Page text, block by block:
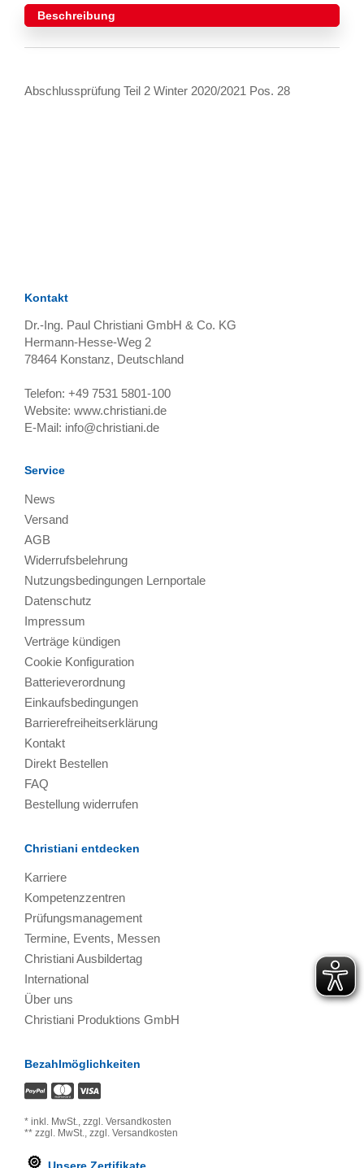
Beschreibung
Abschlussprüfung Teil 2 Winter 2020/2021 Pos. 28
Kontakt
Dr.-Ing. Paul Christiani GmbH & Co. KG
Hermann-Hesse-Weg 2
78464 Konstanz, Deutschland
Telefon: +49 7531 5801-100
Website: www.christiani.de
E-Mail: info@christiani.de
Service
News
Versand
AGB
Widerrufsbelehrung
Nutzungsbedingungen Lernportale
Datenschutz
Impressum
Verträge kündigen
Cookie Konfiguration
Batterieverordnung
Einkaufsbedingungen
Barrierefreiheitserklärung
Kontakt
Direkt Bestellen
FAQ
Bestellung widerrufen
Christiani entdecken
Karriere
Kompetenzzentren
Prüfungsmanagement
Termine, Events, Messen
Christiani Ausbildertag
International
Über uns
Christiani Produktions GmbH
Bezahlmöglichkeiten
* inkl. MwSt., zzgl. Versandkosten
** zzgl. MwSt., zzgl. Versandkosten